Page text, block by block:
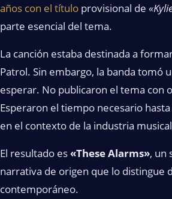
años con el título provisional de
parte esencial del tema.
La canción estaba destinada a
Patrol. Sin embargo, la banda tomó
esperar. No publicaron el tema con
Esperaron el tiempo necesario
en el contexto de la industria
El resultado es «These Alarms», un
narrativa de origen que lo distingue
contemporáneo.